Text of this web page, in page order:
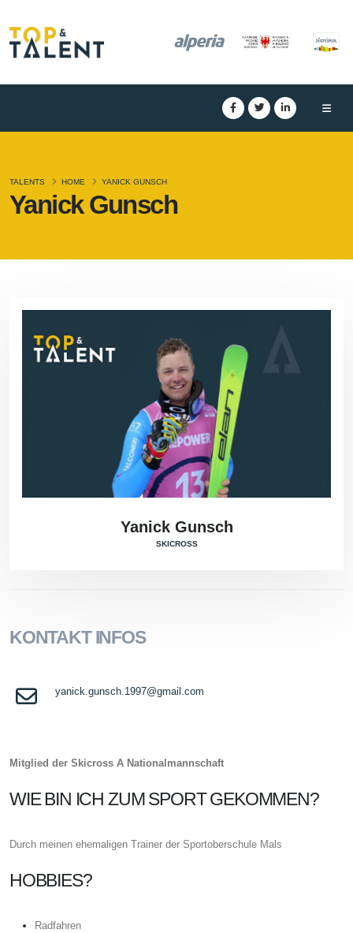
Yanick Gunsch
TALENTS HOME YANICK GUNSCH
Yanick Gunsch
SKICROSS
KONTAKT INFOS
yanick.gunsch.1997@gmail.com
Mitglied der Skicross A Nationalmannschaft
WIE BIN ICH ZUM SPORT GEKOMMEN?
Durch meinen ehemaligen Trainer der Sportoberschule Mals
HOBBIES?
Radfahren